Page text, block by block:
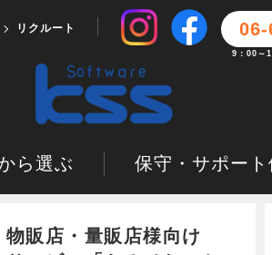
リクルート 06-
9：00～
ら選ぶ 保守・サポート
物販店・量販店様向け